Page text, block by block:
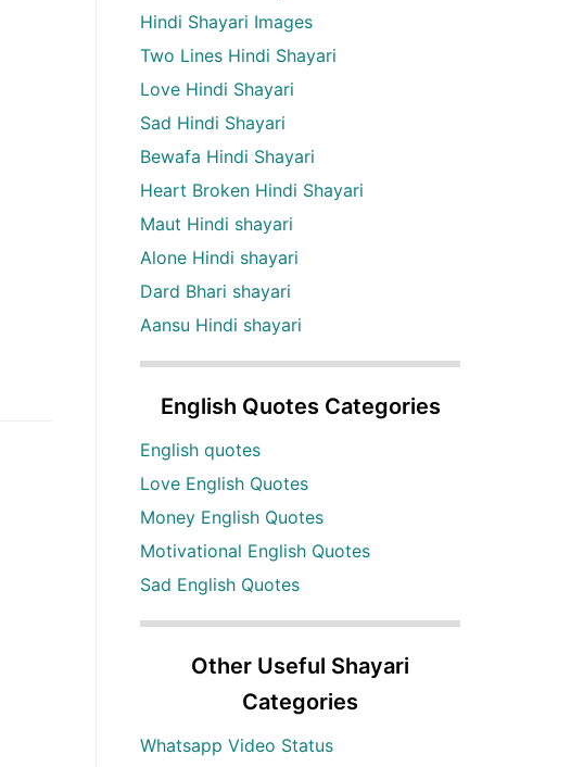
Hindi Shayari Images
Two Lines Hindi Shayari
Love Hindi Shayari
Sad Hindi Shayari
Bewafa Hindi Shayari
Heart Broken Hindi Shayari
Maut Hindi shayari
Alone Hindi shayari
Dard Bhari shayari
Aansu Hindi shayari
English Quotes Categories
English quotes
Love English Quotes
Money English Quotes
Motivational English Quotes
Sad English Quotes
Other Useful Shayari
Categories
Whatsapp Video Status